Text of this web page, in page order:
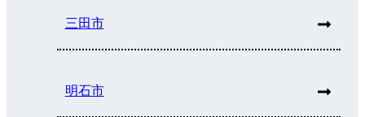
三田市
明石市